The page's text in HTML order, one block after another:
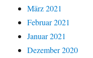
März 2021
Februar 2021
Januar 2021
Dezember 2020